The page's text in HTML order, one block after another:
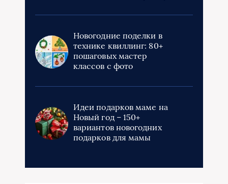
Новогодние поделки в
технике квиллинг: 80+
пошаговых мастер
классов с фото
Идеи подарков маме на
Новый год – 150+
вариантов новогодних
подарков для мамы